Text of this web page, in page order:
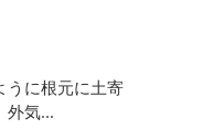
うに根元に土寄
外気...